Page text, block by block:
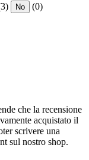
No (0)
che la recensione
acquistato il
scrivere una
sul nostro shop.